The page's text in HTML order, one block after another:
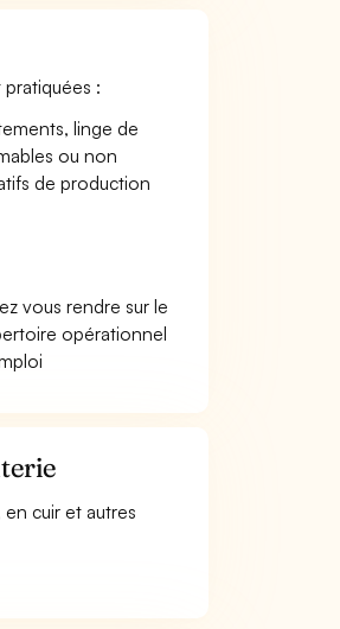
:
linge de
ou non
de production
vous rendre sur le
opérationnel
cuir et autres